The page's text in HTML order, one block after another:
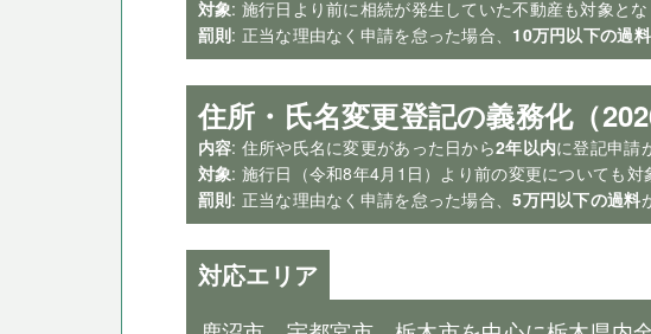
対象: 施行日より前に相続が発生していた不動産も対象とな
罰則: 正当な理由なく申請を怠った場合、 10万円以下の過料
住所・氏名変更登記の義務化（
内容: 住所や氏名に変更があった日から2年以内に登記申請
対象: 施行日（令和8年4月1日）より前の変更についても対
罰則: 正当な理由なく申請を怠った場合、5万円以下の過料
対応エリア